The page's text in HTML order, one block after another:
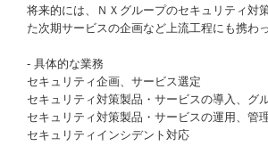
将来的には、ＮＸグループのセキュリティ対
た次期サービスの企画など上流工程にも携わ
- 具体的な業務
セキュリティ企画、サービス選定
セキュリティ対策製品・サービスの導入、グ
セキュリティ対策製品・サービスの運用、管
セキュリティインシデント対応